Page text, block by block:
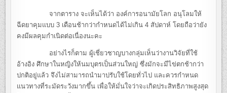
จากตาราง จะเห็นได้ว่า องค์การอนามัยโลก อนุโลมให้
ฉีดยาคุมแบบ 3 เดือนช้ากว่ากำหนดได้ไม่เกิน 4 สัปดาห์ โดยถือว่ายัง
คงมีผลคุมกำเนิดต่อเนื่องนะคะ
อย่างไรก็ตาม ผู้เชี่ยวชาญบางกลุ่มเห็นว่างานวิจัยที่ใช้
อ้างอิง ศึกษาในหญิงให้นมบุตรเป็นส่วนใหญ่ ซึ่งมักจะมีไข่ตกช้ากว่า
ปกติอยู่แล้ว จึงไม่สามารถนำมาปรับใช้โดยทั่วไป และควรกำหนด
แนวทางที่ระมัดระวังมากขึ้น เพื่อให้มั่นใจว่าจะเกิดประสิทธิภาพสูงสุด